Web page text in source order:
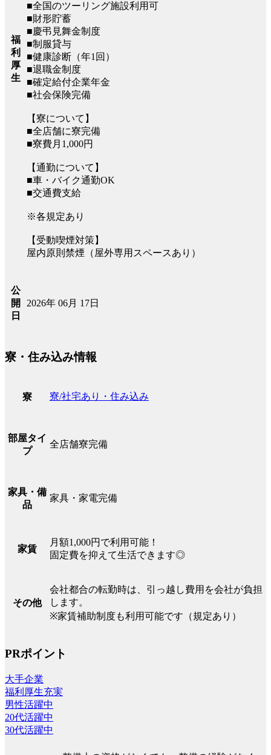
福
利
厚
生
■全国のツーリング施設利用可
■財形貯蓄
■慶弔見舞金制度
■制服貸与
■健康診断（年1回）
■退職金制度
■確定給付企業年金
■社会保険完備
【寮について】
■全店舗に寮完備
■寮費月1,000円
【通勤について】
■車・バイク通勤OK
■交通費支給
※各規定あり
【受動喫煙対策】
屋内原則禁煙（屋外専用スペースあり）
公
開
日
2026年 06月 17日
寮・住み込み情報
寮 寮/社宅あり・住み込み
部屋タイ
プ
全店舗寮完備
家具・備
品
家具・家電完備
家賃
月額1,000円で利用可能！
固定費を抑えて生活できます◎
その他
会社都合の転勤時は、引っ越し費用を会社が負担
します。
※家賃補助制度も利用可能です（規定あり）
PRポイント
大手企業
福利厚生充実
男性活躍中
20代活躍中
30代活躍中